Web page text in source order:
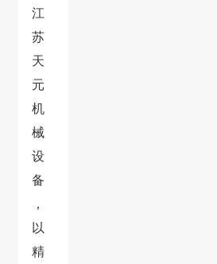
江
苏
天
元
机
械
设
备
，
以
精